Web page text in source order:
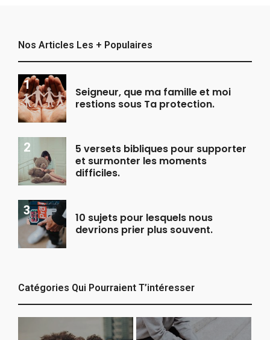
Nos Articles Les + Populaires
Seigneur, que ma famille et moi
restions sous Ta protection.
5 versets bibliques pour supporter
et surmonter les moments
difficiles.
10 sujets pour lesquels nous
devrions prier plus souvent.
Catégories Qui Pourraient T’intéresser